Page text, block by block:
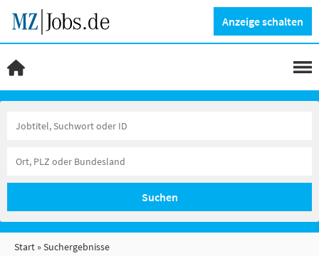
Anzeige schalten
Suchen
Start Suchergebnisse